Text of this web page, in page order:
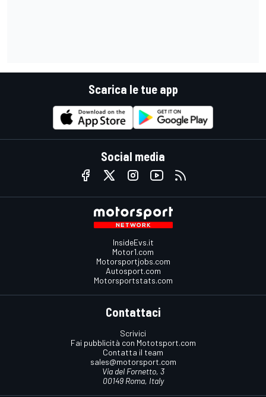
Scarica le tue app
Social media
InsideEvs.it
Motor1.com
Motorsportjobs.com
Autosport.com
Motorsportstats.com
Contattaci
Scrivici
Fai pubblicità con Mototsport.com
Contatta il team
sales@motorsport.com
Via del Fornetto, 3
00149 Roma, Italy